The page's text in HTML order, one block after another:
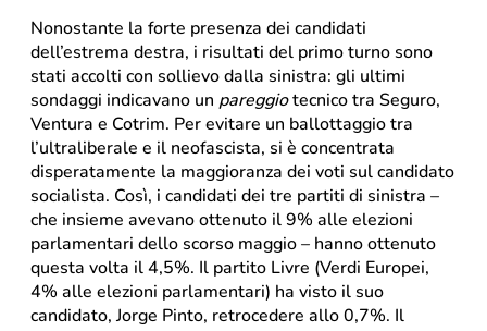
Nonostante la forte presenza dei candidati
dell’estrema destra, i risultati del primo turno sono
stati accolti con sollievo dalla sinistra: gli ultimi
sondaggi indicavano un pareggiotecnico tra Seguro,
Ventura e Cotrim. Per evitare un ballottaggio tra
l’ultraliberale e il neofascista, si è concentrata
disperatamente la maggioranza dei voti sul candidato
socialista. Così, i candidati dei tre partiti di sinistra –
che insieme avevano ottenuto il 9% alle elezioni
parlamentari dello scorso maggio – hanno ottenuto
questa volta il 4,5%. Il partito Livre (Verdi Europei,
4% alle elezioni parlamentari) ha visto il suo
candidato, Jorge Pinto, retrocedere allo 0,7%. Il